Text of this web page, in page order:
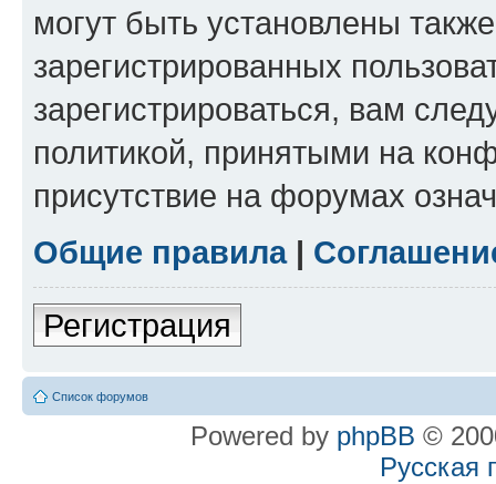
могут быть установлены
зарегистрированных
зарегистрироваться, вам
политикой, принятыми на
присутствие на форумах
Общие правила|
Регистрация
Список форумов
Powered by phpBB ©
Русская